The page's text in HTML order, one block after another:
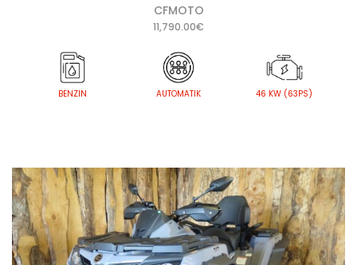
CFMOTO
11,790.00€
BENZIN AUTOMATIK 46 KW (63PS)